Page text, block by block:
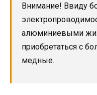
Внимание! Ввиду
алюминиевыми
приобретаться с
медные.